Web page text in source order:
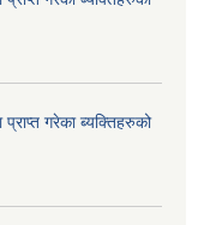
गरेका ब्यक्तिहरुको